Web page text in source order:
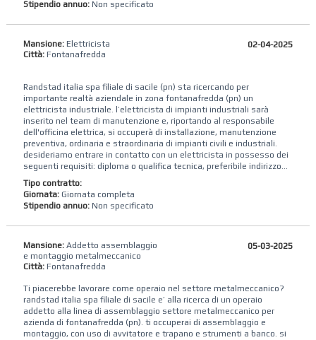
Stipendio annuo: Non specificato
Mansione:Elettricista
Città:Fontanafredda
02-04-2025
Randstad italia spa filiale di sacile (pn) sta ricercando per
importante realtà aziendale in zona fontanafredda (pn) un
elettricista industriale. l’elettricista di impianti industriali sarà
inserito nel team di manutenzione e, riportando al responsabile
dell'officina elettrica, si occuperà di installazione, manutenzione
preventiva, ordinaria e straordinaria di impianti civili e industriali.
desideriamo entrare in contatto con un elettricista in possesso dei
seguenti requisiti: diploma o qualifica tecnica, preferibile indirizzo...
Tipo contratto:
Giornata: Giornata completa
Stipendio annuo: Non specificato
Mansione:Addetto assemblaggio
e montaggio metalmeccanico
Città:Fontanafredda
05-03-2025
Ti piacerebbe lavorare come operaio nel settore metalmeccanico?
randstad‌ ‌italia‌ ‌spa‌ ‌filiale di sacile ‌e’‌ ‌alla‌ ‌ricerca‌ ‌di‌ un operaio ​
addetto​ alla linea di assemblaggio settore metalmeccanico per
azienda di ​​fontanafredda (pn). ti occuperai di assemblaggio e
montaggio, con uso di avvitatore e trapano​ e strumenti a banco. si